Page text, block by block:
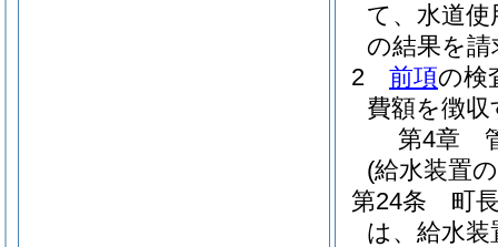
て、水道
の結果を
2
前項の検
費額を徴収
第4章
(給水装置
第24条
町
は、給水